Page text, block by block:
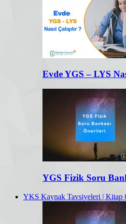
Evde YGS – LYS
YGS Fizik Soru
YKS Kaynak Tavsiyeleri | Kitap